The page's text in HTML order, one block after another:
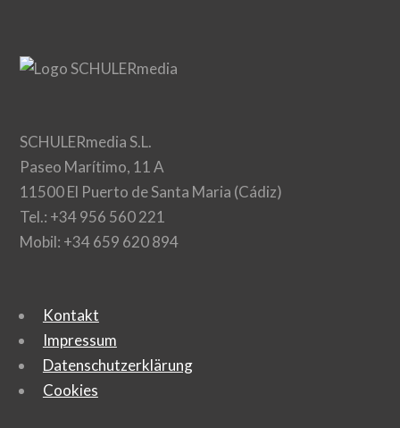
SCHULERmedia S.L.
Paseo Marítimo, 11 A
11500 El Puerto de Santa Maria (Cádiz)
Tel.: +34 956 560 221
Mobil: +34 659 620 894
Kontakt
Impressum
Datenschutzerklärung
Cookies